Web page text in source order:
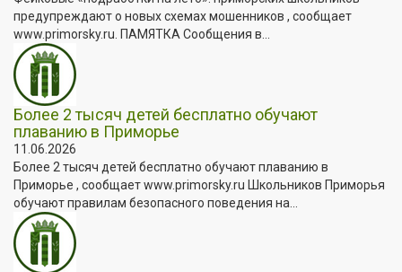
предупреждают о новых схемах мошенников , сообщает
www.primorsky.ru. ПАМЯТКА Сообщения в...
Более 2 тысяч детей бесплатно обучают
плаванию в Приморье
11.06.2026
Более 2 тысяч детей бесплатно обучают плаванию в
Приморье , сообщает www.primorsky.ru Школьников Приморья
обучают правилам безопасного поведения на...